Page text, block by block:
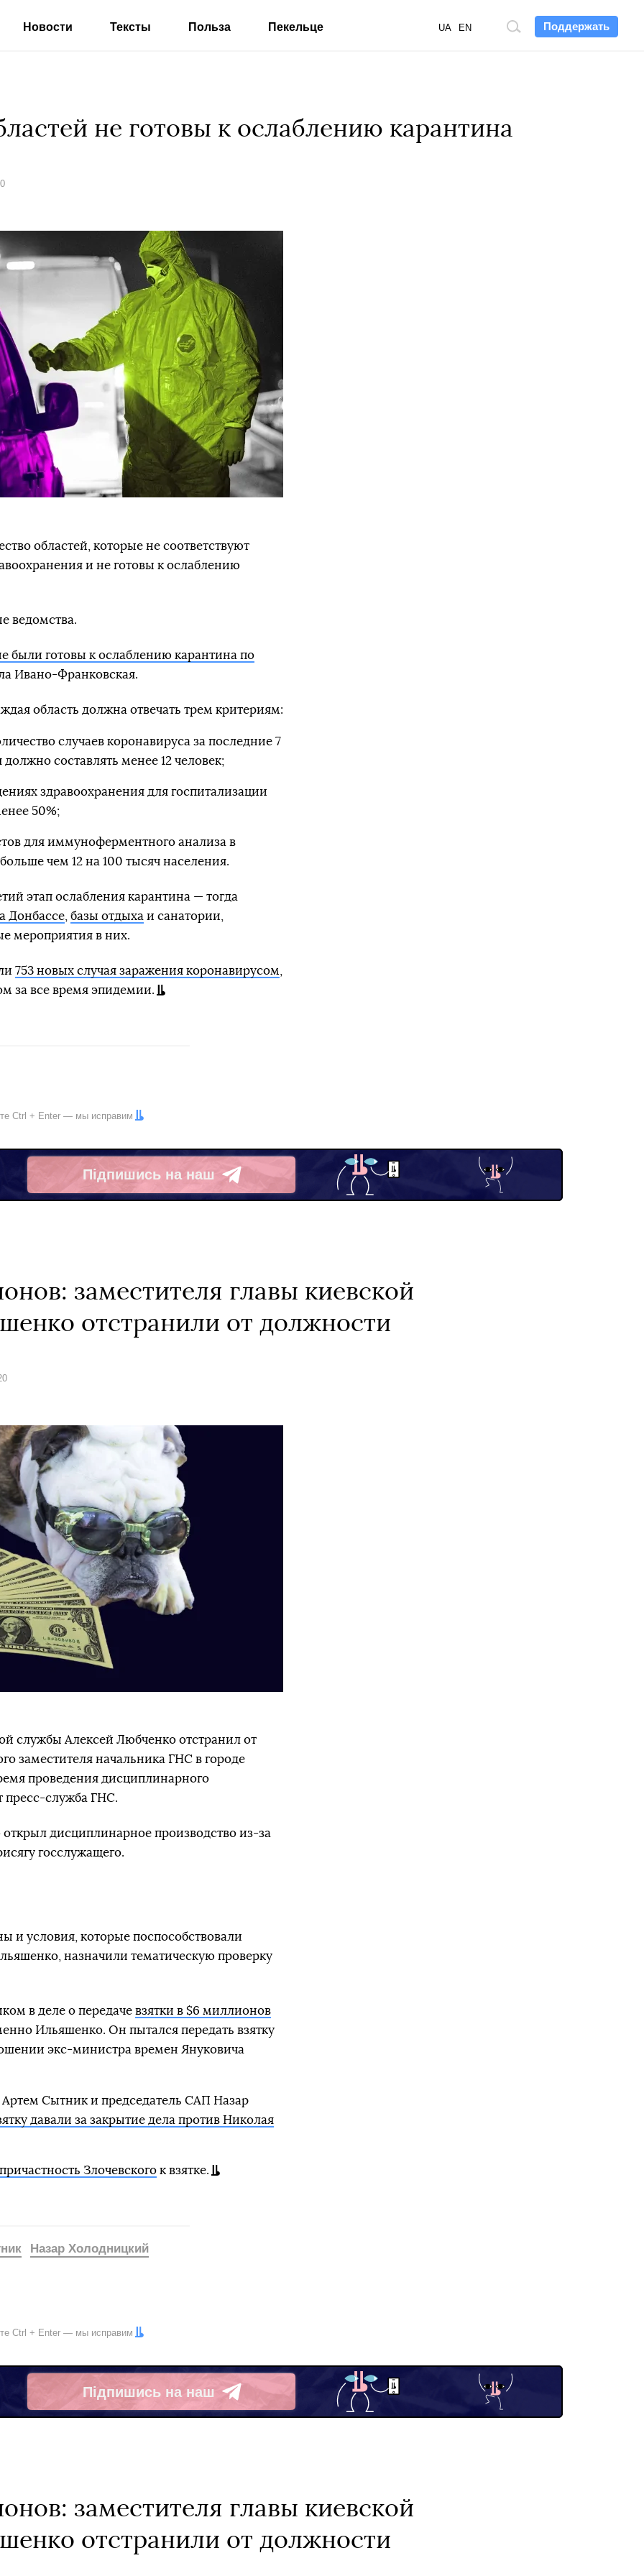
Поддержать
Поиск
UA EN
Новости Тексты Польза Пекельце
не готовы к ослаблению карантина
областей, которые не соответствуют
и не готовы к ослаблению
ведомства.
были готовы к ослаблению карантина по
Ивано-Франковская.
область должна отвечать трем критериям:
случаев коронавируса за последние 7
составлять менее 12 человек;
здравоохранения для госпитализации
50%;
для иммуноферментного анализа в
чем 12 на 100 тысяч населения.
этап ослабления карантина — тогда
Донбассе базы отдыха и санатории,
мероприятия в них.
753 новых случая заражения коронавирусом
за все время эпидемии.
Ctrl + Enter — мы исправим
Підпишись на наш
Telegram
заместителя главы киевской
отстранили от должности
службы Алексей Любченко отстранил от
заместителя начальника ГНС в городе
проведения дисциплинарного
пресс-служба ГНС.
дисциплинарное производство из-за
госслужащего.
и условия, которые поспособствовали
назначили тематическую проверку
в деле о передаче взятки в $6 миллионов
Ильяшенко. Он пытался передать взятку
экс-министра времен Януковича
Сытник и председатель САП Назар
давали за закрытие дела против Николая
Злочевскогок взятке.
Назар Холодницкий
Ctrl + Enter — мы исправим
Підпишись на наш
Telegram
заместителя главы киевской
отстранили от должности